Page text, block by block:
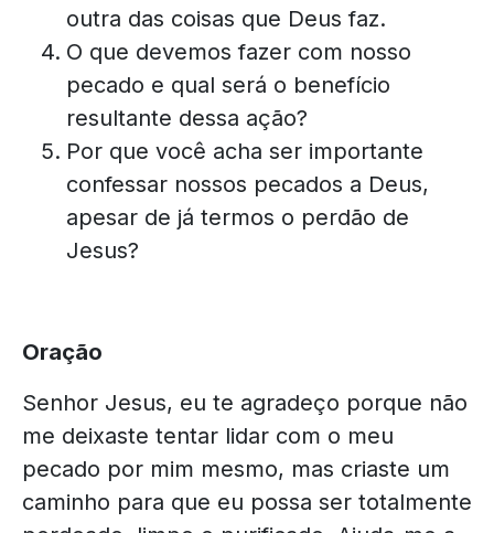
outra das coisas que Deus faz.
O que devemos fazer com nosso
pecado e qual será o benefício
resultante dessa ação?
Por que você acha ser importante
confessar nossos pecados a Deus,
apesar de já termos o perdão de
Jesus?
Oração
Senhor Jesus, eu te agradeço porque não
me deixaste tentar lidar com o meu
pecado por mim mesmo, mas criaste um
caminho para que eu possa ser totalmente